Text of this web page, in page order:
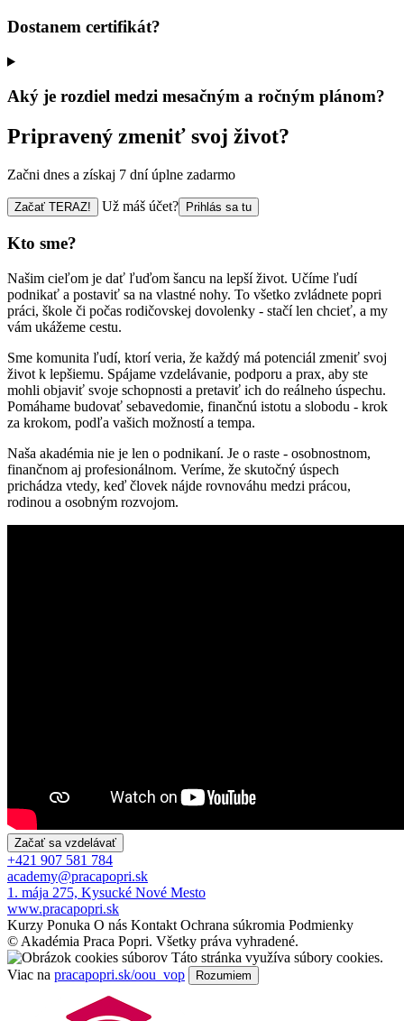
Dostanem certifikát?
Aký je rozdiel medzi mesačným a ročným plánom?
Pripravený zmeniť svoj život?
Začni dnes a získaj 7 dní úplne zadarmo
Začať TERAZ! Už máš účet? Prihlás sa tu
Kto sme?
Našim cieľom je dať ľuďom šancu na lepší život. Učíme ľudí
podnikať a postaviť sa na vlastné nohy. To všetko zvládnete popri
práci, škole či počas rodičovskej dovolenky - stačí len chcieť, a my
vám ukážeme cestu.
Sme komunita ľudí, ktorí veria, že každý má potenciál zmeniť svoj
život k lepšiemu. Spájame vzdelávanie, podporu a prax, aby ste
mohli objaviť svoje schopnosti a pretaviť ich do reálneho úspechu.
Pomáhame budovať sebavedomie, finančnú istotu a slobodu - krok
za krokom, podľa vašich možností a tempa.
Naša akadémia nie je len o podnikaní. Je o raste - osobnostnom,
finančnom aj profesionálnom. Veríme, že skutočný úspech
prichádza vtedy, keď človek nájde rovnováhu medzi prácou,
rodinou a osobným rozvojom.
Začať sa vzdelávať
+421 907 581 784
academy@pracapopri.sk
1. mája 275, Kysucké Nové Mesto
www.pracapopri.sk
Kurzy Ponuka O nás Kontakt Ochrana súkromia Podmienky
© Akadémia Praca Popri. Všetky práva vyhradené.
Táto stránka využíva súbory cookies.
Viac na pracapopri.sk/oou_vop Rozumiem